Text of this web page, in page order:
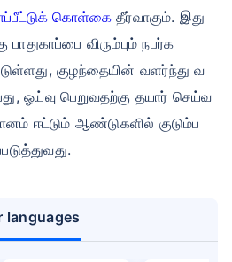
கொள்கைதீர்வாகும். இது
பாதுகாப்பை விரும்பும் நபர்க
குழந்தையின் வளர்ந்து வ
ஓய்வு பெறுவதற்கு தயார் செய்வ
ஈட்டும் ஆண்டுகளில் குடும்ப
languages